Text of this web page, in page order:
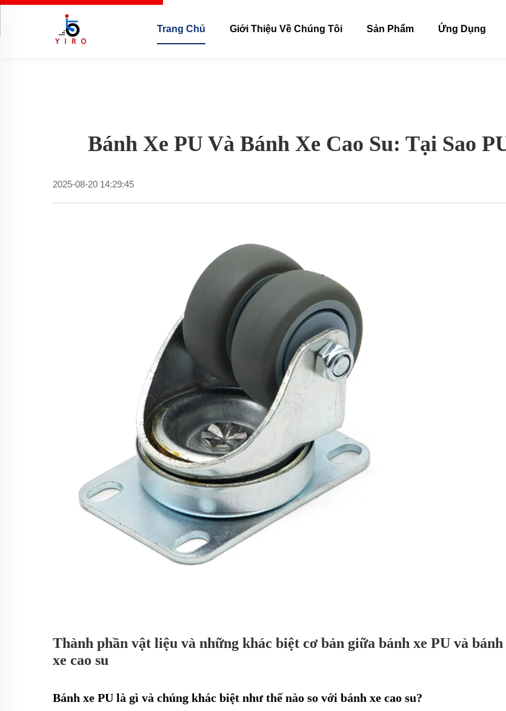
Trang Chủ Giới Thiệu Về Chúng Tôi Sản Phẩm Ứng Dụng
Bánh Xe PU Và Bánh Xe Cao Su: Tại Sao
2025-08-20 14:29:45
Thành phần vật liệu và những khác biệt cơ bản giữa bánh xe PU và bánh
xe cao su
Bánh xe PU là gì và chúng khác biệt như thế nào so với bánh xe cao su?